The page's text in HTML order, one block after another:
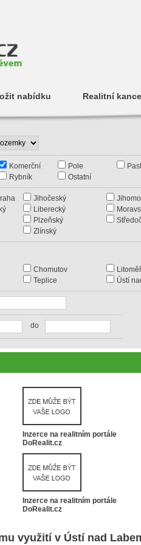
nabídku Realitní
Komerční Pole
Rybník Ostatní
Jihočeský
Liberecký
Plzeňský
Zlínský
Chomutov
Teplice Ústí
do
Inzerce na realitním portále
DoRealit.cz
Inzerce na realitním portále
DoRealit.cz
využití v Ústí nad